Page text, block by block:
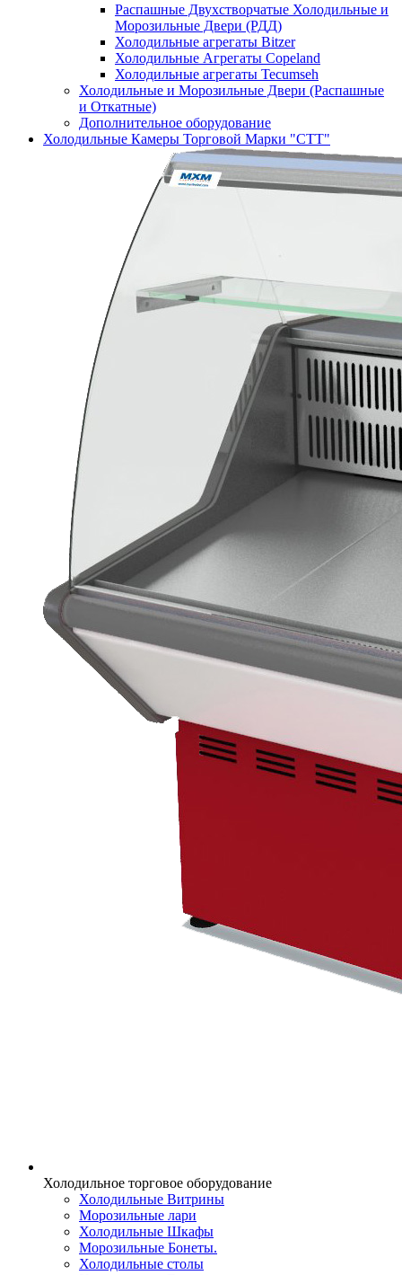
Распашные Двухстворчатые Холодильные и
Морозильные Двери (РДД)
Холодильные агрегаты Bitzer
Холодильные Агрегаты Copeland
Холодильные агрегаты Tecumseh
Холодильные и Морозильные Двери (Распашные
и Откатные)
Дополнительное оборудование
Холодильные Камеры Торговой Марки "СТТ"
Холодильное торговое оборудование
Холодильные Витрины
Морозильные лари
Холодильные Шкафы
Морозильные Бонеты.
Холодильные столы